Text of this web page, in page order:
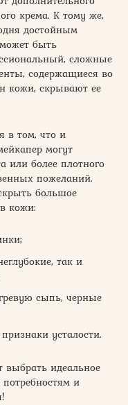
крема. К тому же,
достойным
быть
сложные
содержащиеся во
кожи, скрывают ее
в том, что и
могут
или более плотного
пожеланий.
большое
кожи:
так и
сыпь, черные
усталости.
идеальное
и